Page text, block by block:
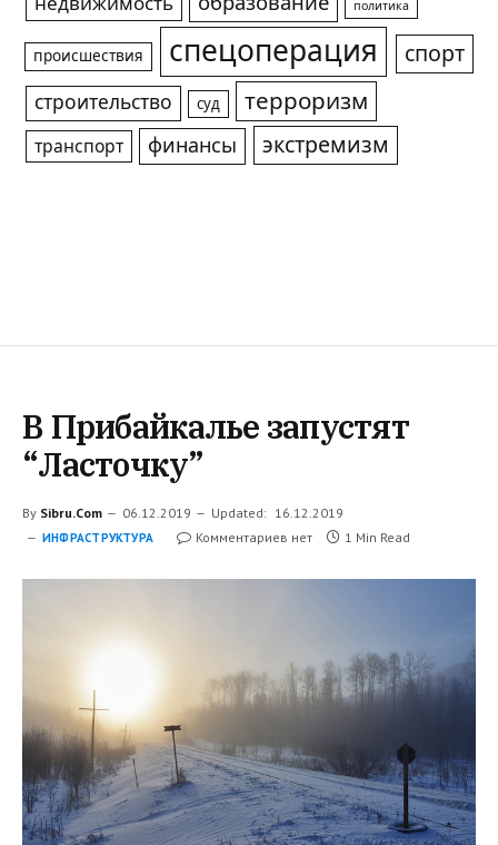
политика
происшествия спецоперация спорт
строительство суд терроризм
транспорт финансы экстремизм
В Прибайкалье запустят
“Ласточку”
By Sibru.Com 06.12.2019 Updated: 16.12.2019
ИНФРАСТРУКТУРА Комментариев нет 1 Min Read